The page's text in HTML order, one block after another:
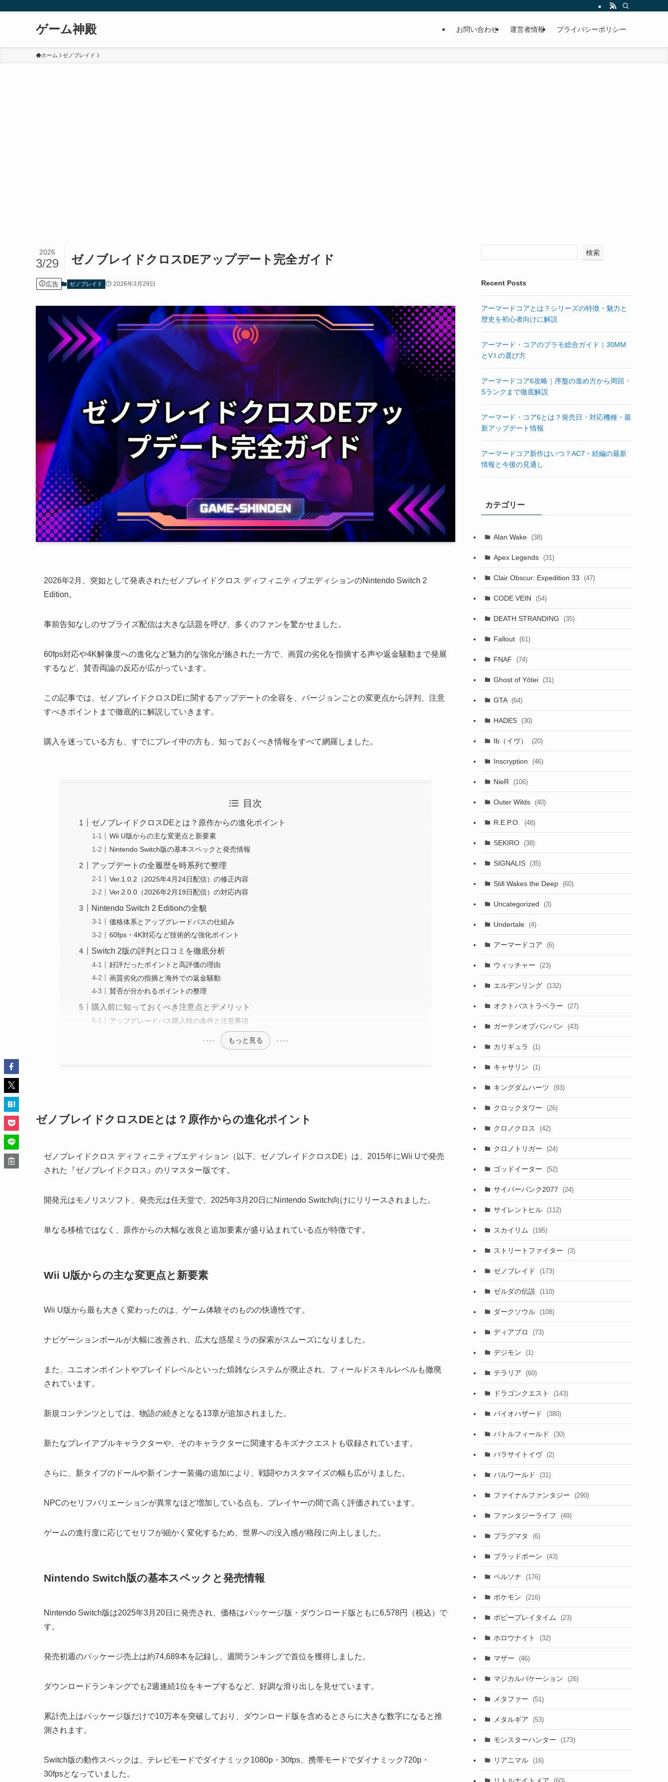
ゲーム神殿 お問い合わせ 運営者情報 プライバシーポリシー
ホーム ゼノブレイド
ゼノブレイドクロスDEアップデート完全ガイド
2026
3/29
広告 ゼノブレイド 2026年3月29日
2026年2月、突如として発表されたゼノブレイドクロス ディフィニティブエディションのNintendo Switch 2
Edition。
事前告知なしのサプライズ配信は大きな話題を呼び、多くのファンを驚かせました。
60fps対応や4K解像度への進化など魅力的な強化が施された一方で、画質の劣化を指摘する声や返金騒動まで発展
するなど、賛否両論の反応が広がっています。
この記事では、ゼノブレイドクロスDEに関するアップデートの全容を、バージョンごとの変更点から評判、注意
すべきポイントまで徹底的に解説していきます。
購入を迷っている方も、すでにプレイ中の方も、知っておくべき情報をすべて網羅しました。
目次
ゼノブレイドクロスDEとは？原作からの進化ポイント
Wii U版からの主な変更点と新要素
Nintendo Switch版の基本スペックと発売情報
アップデートの全履歴を時系列で整理
Ver.1.0.2（2025年4月24日配信）の修正内容
Ver.2.0.0（2026年2月19日配信）の対応内容
Nintendo Switch 2 Editionの全貌
価格体系とアップグレードパスの仕組み
60fps・4K対応など技術的な強化ポイント
Switch 2版の評判と口コミを徹底分析
好評だったポイントと高評価の理由
画質劣化の指摘と海外での返金騒動
賛否が分かれるポイントの整理
購入前に知っておくべき注意点とデメリット
アップグレードパス購入時の条件と注意事項
もっと見る
ゼノブレイドクロスDEとは？原作からの進化ポイント
ゼノブレイドクロス ディフィニティブエディション（以下、ゼノブレイドクロスDE）は、2015年にWii Uで発売
された『ゼノブレイドクロス』のリマスター版です。
開発元はモノリスソフト、発売元は任天堂で、2025年3月20日にNintendo Switch向けにリリースされました。
単なる移植ではなく、原作からの大幅な改良と追加要素が盛り込まれている点が特徴です。
Wii U版からの主な変更点と新要素
Wii U版から最も大きく変わったのは、ゲーム体験そのものの快適性です。
ナビゲーションボールが大幅に改善され、広大な惑星ミラの探索がスムーズになりました。
また、ユニオンポイントやブレイドレベルといった煩雑なシステムが廃止され、フィールドスキルレベルも撤廃
されています。
新規コンテンツとしては、物語の続きとなる13章が追加されました。
新たなプレイアブルキャラクターや、そのキャラクターに関連するキズナクエストも収録されています。
さらに、新タイプのドールや新インナー装備の追加により、戦闘やカスタマイズの幅も広がりました。
NPCのセリフバリエーションが異常なほど増加している点も、プレイヤーの間で高く評価されています。
ゲームの進行度に応じてセリフが細かく変化するため、世界への没入感が格段に向上しました。
Nintendo Switch版の基本スペックと発売情報
Nintendo Switch版は2025年3月20日に発売され、価格はパッケージ版・ダウンロード版ともに6,578円（税込）で
す。
発売初週のパッケージ売上は約74,689本を記録し、週間ランキングで首位を獲得しました。
ダウンロードランキングでも2週連続1位をキープするなど、好調な滑り出しを見せています。
累計売上はパッケージ版だけで10万本を突破しており、ダウンロード版を含めるとさらに大きな数字になると推
測されます。
Switch版の動作スペックは、テレビモードでダイナミック1080p・30fps、携帯モードでダイナミック720p・
30fpsとなっていました。
検索
Recent Posts
アーマードコアとは？シリーズの特徴・魅力と
歴史を初心者向けに解説
アーマード・コアのプラモ総合ガイド｜30MM
とV.I.の選び方
アーマードコア6攻略｜序盤の進め方から周回・
Sランクまで徹底解説
アーマード・コア6とは？発売日・対応機種・最
新アップデート情報
アーマードコア新作はいつ？AC7・続編の最新
情報と今後の見通し
カテゴリー
Alan Wake (38)
Apex Legends (31)
Clair Obscur: Expedition 33 (47)
CODE VEIN (54)
DEATH STRANDING (35)
Fallout (61)
FNAF (74)
Ghost of Yōtei (31)
GTA (64)
HADES (30)
Ib（イヴ） (20)
Inscryption (46)
NieR (106)
Outer Wilds (40)
R.E.P.O. (48)
SEKIRO (38)
SIGNALIS (35)
Still Wakes the Deep (60)
Uncategorized (3)
Undertale (4)
アーマードコア (6)
ウィッチャー (23)
エルデンリング (132)
オクトパストラベラー (27)
ガーテンオブバンバン (43)
カリギュラ (1)
キャサリン (1)
キングダムハーツ (93)
クロックタワー (26)
クロノクロス (42)
クロノトリガー (24)
ゴッドイーター (52)
サイバーパンク2077 (24)
サイレントヒル (112)
スカイリム (195)
ストリートファイター (3)
ゼノブレイド (173)
ゼルダの伝説 (110)
ダークソウル (108)
ディアブロ (73)
デジモン (1)
テラリア (60)
ドラゴンクエスト (143)
バイオハザード (380)
バトルフィールド (30)
パラサイトイヴ (2)
パルワールド (31)
ファイナルファンタジー (290)
ファンタジーライフ (49)
プラグマタ (6)
ブラッドボーン (43)
ペルソナ (176)
ポケモン (216)
ポピープレイタイム (23)
ホロウナイト (32)
マザー (46)
マジカルバケーション (26)
メタファー (51)
メタルギア (53)
モンスターハンター (173)
リアニマル (16)
リトルナイトメア (60)